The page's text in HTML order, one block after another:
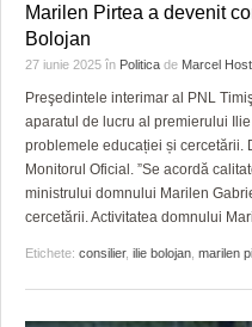
HARTA TIMIŞOAREI
LICEE, ŞCOLI ŞI
PRIMĂRIILE DIN TIMIŞ
SFATUL MEDICULUI
SFATURI JURIDICE
Marilen Pirtea a devenit
Bolojan
27 iunie 2025 în Politica de Marcel
Preşedintele interimar al PNL
aparatul de lucru al premierului
problemele educației și cercetării.
Monitorul Oficial. ”Se acordă
ministrului domnului Marilen
cercetării. Activitatea domnului
Etichete: consilier, ilie bolojan marilen